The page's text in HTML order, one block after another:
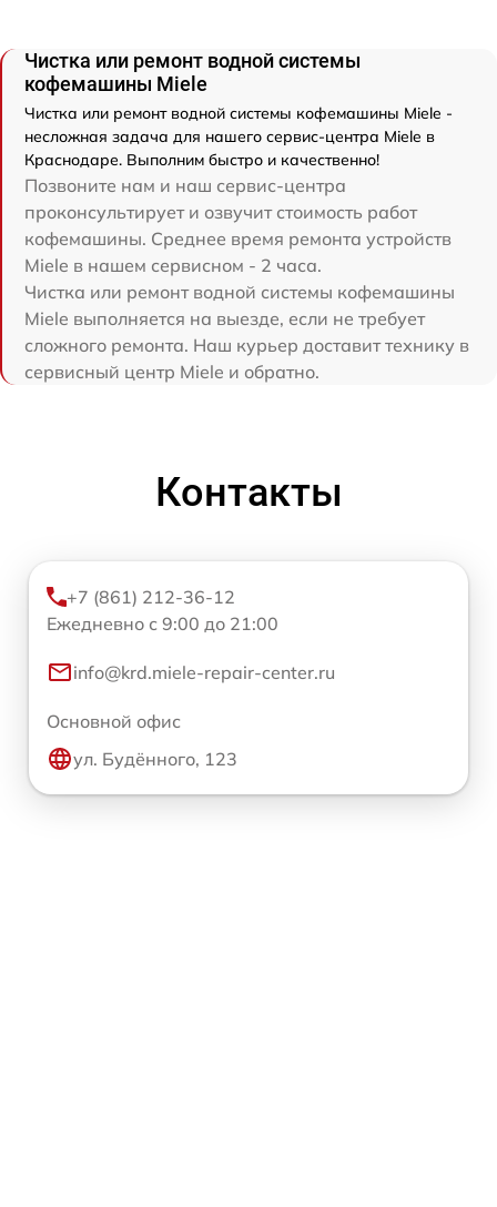
Чистка или ремонт водной системы
кофемашины Miele
Чистка или ремонт водной системы кофемашины Miele -
несложная задача для нашего сервис-центра Miele в
Краснодаре. Выполним быстро и качественно!
Позвоните нам и наш сервис-центра
проконсультирует и озвучит стоимость работ
кофемашины. Среднее время ремонта устройств
Miele в нашем сервисном - 2 часа.
Чистка или ремонт водной системы кофемашины
Miele выполняется на выезде, если не требует
сложного ремонта. Наш курьер доставит технику в
сервисный центр Miele и обратно.
Контакты
+7 (861) 212-36-12
Ежедневно с 9:00 до 21:00
info@krd.miele-repair-center.ru
Основной офис
ул. Будённого, 123